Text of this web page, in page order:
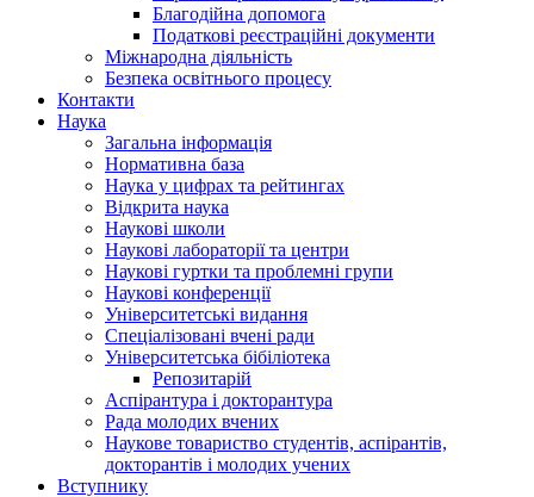
Благодійна допомога
Податкові реєстраційні документи
Міжнародна діяльність
Безпека освітнього процесу
Контакти
Наука
Загальна інформація
Нормативна база
Наука у цифрах та рейтингах
Відкрита наука
Наукові школи
Наукові лабораторії та центри
Наукові гуртки та проблемні групи
Наукові конференції
Університетські видання
Спеціалізовані вчені ради
Університетська бібіліотека
Репозитарій
Аспірантура і докторантура
Рада молодих вчених
Наукове товариство студентів, аспірантів,
докторантів і молодих учених
Вступнику